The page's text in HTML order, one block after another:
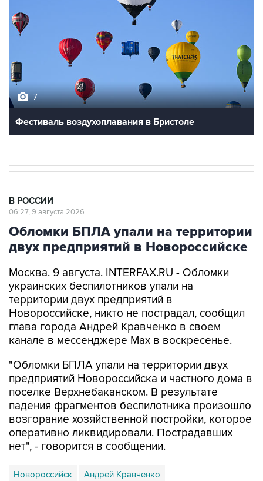
7
Фестиваль воздухоплавания в Бристоле
В РОССИИ
06:27, 9 августа 2026
Обломки БПЛА упали на территории
двух предприятий в Новороссийске
Москва. 9 августа. INTERFAX.RU - Обломки
украинских беспилотников упали на
территории двух предприятий в
Новороссийске, никто не пострадал, сообщил
глава города Андрей Кравченко в своем
канале в мессенджере Max в воскресенье.
"Обломки БПЛА упали на территории двух
предприятий Новороссийска и частного дома в
поселке Верхнебаканском. В результате
падения фрагментов беспилотника произошло
возгорание хозяйственной постройки, которое
оперативно ликвидировали. Пострадавших
нет", - говорится в сообщении.
Новороссийск Андрей Кравченко